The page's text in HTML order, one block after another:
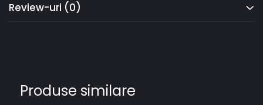
Review-uri (0)
Produse similare